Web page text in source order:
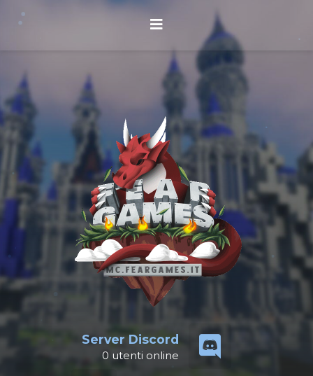
Server Discord
0 utenti online